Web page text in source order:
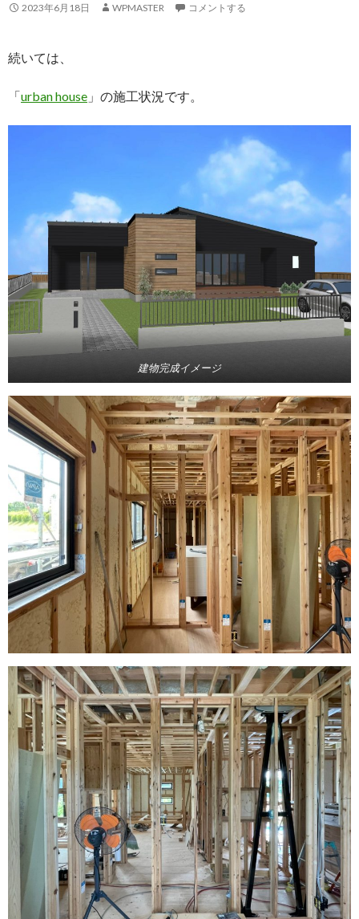
2023年6月18日 WPMASTER コメントする
続いては、
「urban house 」の施工状況です。
建物完成イメージ